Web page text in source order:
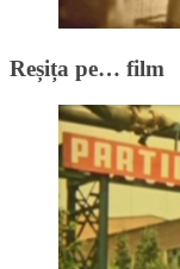
Reșița pe… film